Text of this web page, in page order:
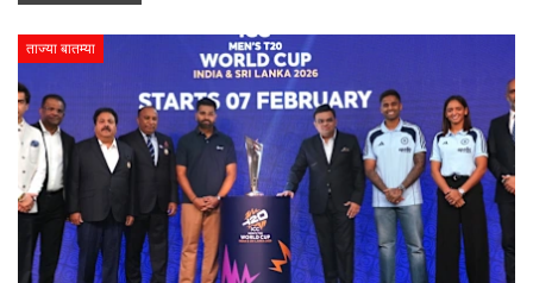
ताज्या बातम्या